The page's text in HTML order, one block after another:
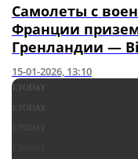
Самолеты с
Франции
Гренландии —
15-01-2026, 13:10